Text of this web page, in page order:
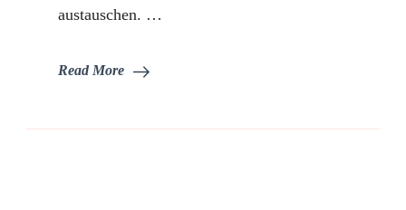
austauschen. …
Read More